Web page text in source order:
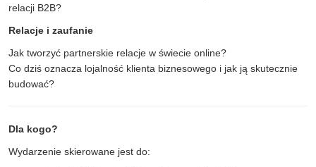
relacji B2B?
Relacje i zaufanie
Jak tworzyć partnerskie relacje w świecie online?
Co dziś oznacza lojalność klienta biznesowego i jak ją skutecznie
budować?
Dla kogo?
Wydarzenie skierowane jest do: